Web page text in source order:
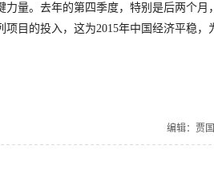
量。去年的第四季度，特别是后两个月
目的投入，这为2015年中国经济平稳，
编辑：贾